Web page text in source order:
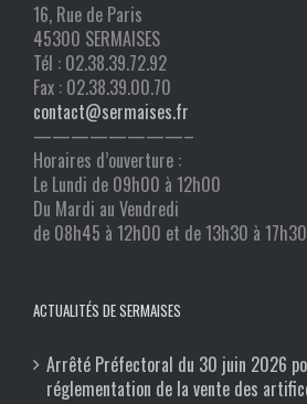
16, Rue de Paris
45300 SERMAISES
Tél : 02.38.39.72.92
Fax : 02.38.39.00.70
contact@sermaises.fr
————————–
Horaires d’ouverture :
Le Lundi de 09h00 à 12h00
Du Mardi au Vendredi
de 08h45 à 12h00 et de 13h30 à 17h30
ACTUALITÉS DE SERMAISES
Arrêté Préfectoral du 30 juin 2026
réglementation de la vente des